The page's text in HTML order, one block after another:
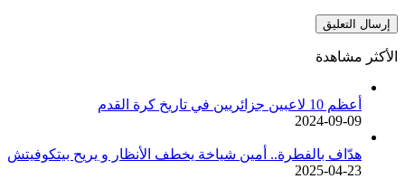
الأكثر مشاهدة
أعظم 10 لاعبين جزائريين في تاريخ كرة القدم
2024-09-09
هدّاف بالفطرة.. أمين شياخة يخطف الأنظار و يريح بيتكوفيتش
2025-04-23